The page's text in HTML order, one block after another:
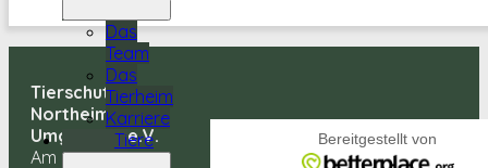
Das
Team
Das
Tierheim
Karriere
Tiere
Tierschutz
Northeim und
Umgebung e.V.
Am